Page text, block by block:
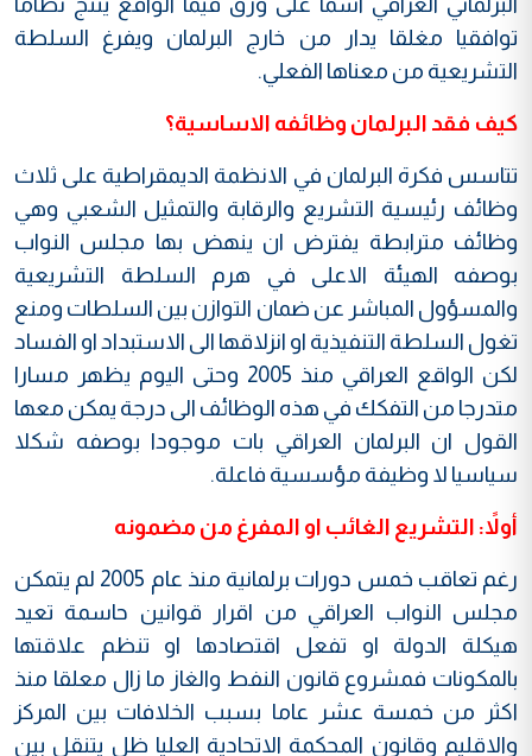
توافقيا مغلقا يدار من خارج البرلمان ويفرغ السلطة
التشريعية من معناها الفعلي.
كيف فقد البرلمان وظائفه الاساسية؟
تتاسس فكرة البرلمان في الانظمة الديمقراطية على ثلاث
وظائف رئيسية التشريع والرقابة والتمثيل الشعبي وهي
وظائف مترابطة يفترض ان ينهض بها مجلس النواب
بوصفه الهيئة الاعلى في هرم السلطة التشريعية
والمسؤول المباشر عن ضمان التوازن بين السلطات ومنع
تغول السلطة التنفيذية او انزلاقها الى الاستبداد او الفساد
لكن الواقع العراقي منذ 2005 وحتى اليوم يظهر مسارا
متدرجا من التفكك في هذه الوظائف الى درجة يمكن معها
القول ان البرلمان العراقي بات موجودا بوصفه شكلا
سياسيا لا وظيفة مؤسسية فاعلة.
أولاً: التشريع الغائب او المفرغ من مضمونه
رغم تعاقب خمس دورات برلمانية منذ عام 2005 لم يتمكن
مجلس النواب العراقي من اقرار قوانين حاسمة تعيد
هيكلة الدولة او تفعل اقتصادها او تنظم علاقتها
بالمكونات فمشروع قانون النفط والغاز ما زال معلقا منذ
اكثر من خمسة عشر عاما بسبب الخلافات بين المركز
والاقليم وقانون المحكمة الاتحادية العليا ظل يتنقل بين